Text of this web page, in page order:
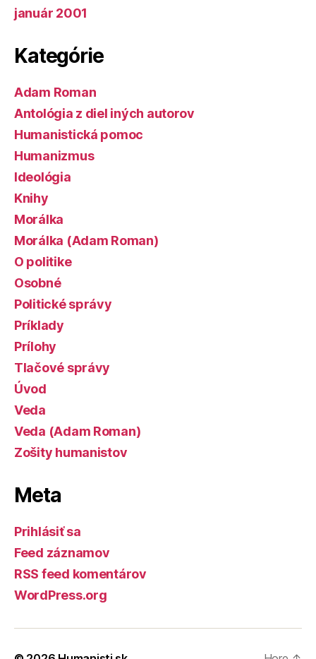
január 2001
Kategórie
Adam Roman
Antológia z diel iných autorov
Humanistická pomoc
Humanizmus
Ideológia
Knihy
Morálka
Morálka (Adam Roman)
O politike
Osobné
Politické správy
Príklady
Prílohy
Tlačové správy
Úvod
Veda
Veda (Adam Roman)
Zošity humanistov
Meta
Prihlásiť sa
Feed záznamov
RSS feed komentárov
WordPress.org